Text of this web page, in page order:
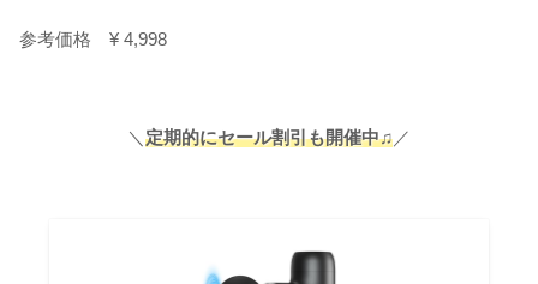
参考価格 ¥ 4,998
＼ 定期的にセール割引も開催中♫／